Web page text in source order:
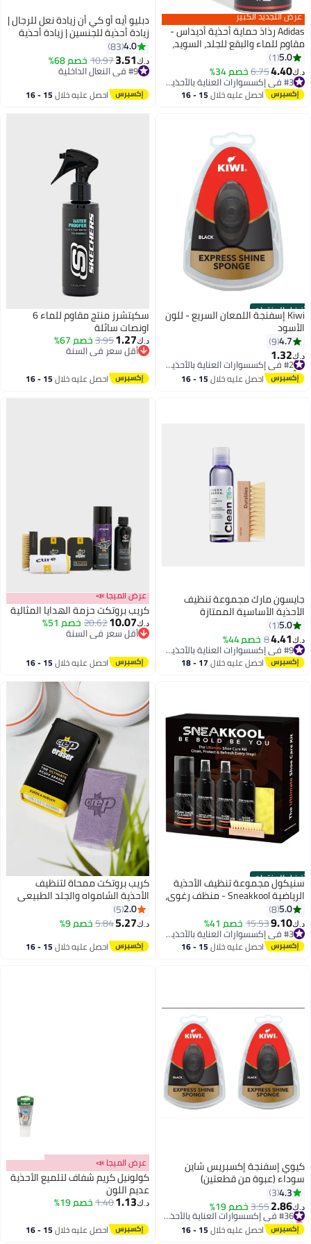
عرض التجديد الكبير
Adidas رذاذ حماية أحذية أديداس -
مقاوم للماء والبقع للجلد، السويد،
النوبوك، القماش والمزيد
5.0
1
د.ك‏4.40
6.75خصم 34%
#3 في إكسسوارات العناية بالأحذية النسائية
احصل عليه خلال 15 - 16
دبليو أيه أو كي أن زيادة نعل للرجال |
زيادة أحذية للجنسين | زيادة أحذية
للرجال | رفع الأحذية للرجال | زيادة
نعل مع وسادة الهواء | الرجال شقة
أسفل الأحذية | 4 طبقات
4.0
83
د.ك‏3.51
10.97خصم 68%
#9 في النعال الداخلية
احصل عليه خلال 15 - 16
أفضل المنتجات
Kiwi إسفنجة اللمعان السريع - للون
الأسود
4.7
9
د.ك‏1.32
تم بيع +40 مؤخرًا
احصل عليه خلال 15 - 16
سكيتشرز منتج مقاوم للماء 6
اونصات سائلة
د.ك‏1.27
3.95خصم 67%
أقل سعر في السنة
أقل سعر في السنة
احصل عليه خلال 15 - 16
جايسون مارك مجموعة تنظيف
الأحذية الأساسية الممتازة
5.0
1
د.ك‏4.41
8خصم 44%
#9 في إكسسوارات العناية بالأحذية الرجالية
احصل عليه خلال 17 - 18
عرض الميجا 📣
كريب بروتكت حزمة الهدايا المثالية
د.ك‏10.07
20.62خصم 51%
أقل سعر في السنة
أقل سعر في السنة
احصل عليه خلال 15 - 16
أفضل المنتجات
سنيكول مجموعة تنظيف الأحذية
الرياضية Sneakkool - منظف رغوي،
محلول تنظيف الأحذية، مزيل للروائح،
واقي أحذية مقاوم للماء والبقع -
مجموعة شاملة للعناية بالأحذية
للجلد والشمواه والقماش والنوبوك
وغيرها
5.0
8
د.ك‏9.10
15.53خصم 41%
#3 في إكسسوارات العناية بالأحذية الرجالية
احصل عليه خلال 15 - 16
اغسطس
كريب بروتكت ممحاة لتنظيف
الأحذية الشامواه والجلد الطبيعي
2.0
5
د.ك‏5.27
5.84خصم 9%
احصل عليه خلال 15 - 16
اغسطس
كيوي إسفنجة إكسبريس شاين
سوداء (عبوة من قطعتين)
4.3
3
د.ك‏2.86
3.55خصم 19%
أقل سعر في السنة
احصل عليه خلال 15 - 16
عرض الميجا 📣
كولونيل كريم شفاف لتلميع الأحذية
عديم اللون
د.ك‏1.13
1.40خصم 19%
احصل عليه خلال 15 - 16